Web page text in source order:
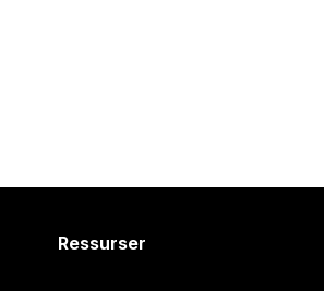
Ressurser